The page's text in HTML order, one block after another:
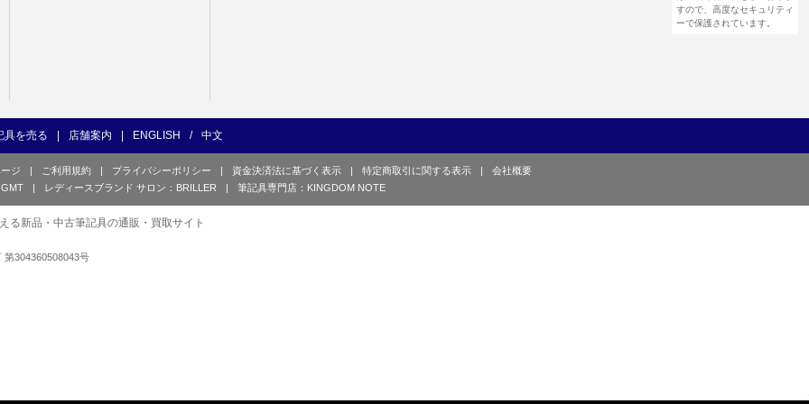
すので、高度なセキュリティ
ーで保護されています。
具を売る 店舗案内 ENGLISH / 中文
ジ | ご利用規約 | プライバシーポリシー | 資金決済法に基づく表示 | 特定商取引に関する表示 |
会社概要
| レディースブランド サロン：BRILLER | 筆記具専門店：KINGDOM NOTE
る新品・中古筆記具の通販・買取サイト
第304360508043号